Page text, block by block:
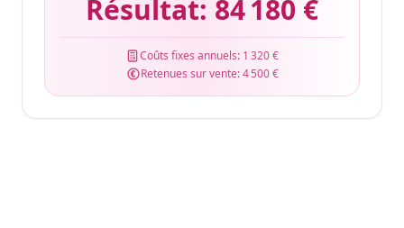
Résultat: 84 180 €
Coûts fixes annuels: 1 320 €
Retenues sur vente:4 500 €